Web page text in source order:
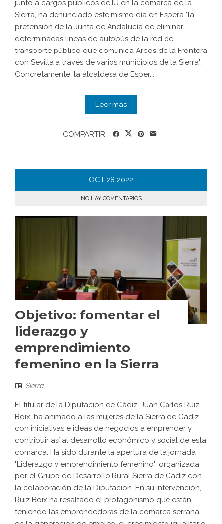
junto a cargos públicos de IU en la comarca de la
Sierra, ha denunciado este mismo día en Espera "la
pretensión de la Junta de Andalucía de eliminar
determinadas líneas de autobús de la red de
transporte público que comunica Arcos de la Frontera
con Sevilla a través de varios municipios de la Sierra".
Concretamente, la alcaldesa de Esper...
Leer más
COMPARTIR
OCT 28 2022
NO HAY COMENTARIOS
Objetivo: fomentar el
liderazgo y
emprendimiento
femenino en la Sierra
Sierra
El titular de la Diputación de Cádiz, Juan Carlos Ruiz
Boix, ha animado a las mujeres de la Sierra de Cádiz
con iniciativas e ideas de negocios a emprender y
contribuir así al desarrollo económico y social de esta
comarca. Ha sido durante la apertura de la jornada
"Liderazgo y emprendimiento femenino", organizada
por el Grupo de Desarrollo Rural Sierra de Cádiz con
la colaboración de la Diputación. En su intervención,
Ruiz Boix ha resaltado el protagonismo que están
teniendo las emprendedoras de la comarca serrana